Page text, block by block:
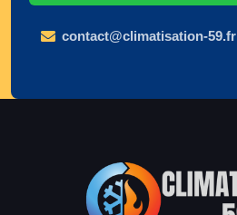
contact@climatisation-59.fr